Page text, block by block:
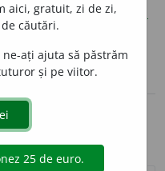
opțiuni
aici, gratuit, zi de zi,
căutări.
ați ajuta să păstrăm
și pe viitor.